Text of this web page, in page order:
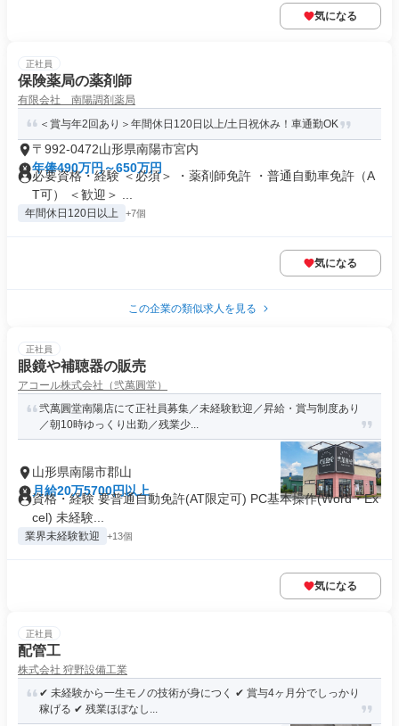
気になる
正社員
保険薬局の薬剤師
有限会社 南陽調剤薬局
＜賞与年2回あり＞年間休日120日以上/土日祝休み！車通勤OK
〒992-0472山形県南陽市宮内
年俸490万円～650万円
必要資格・経験 ＜必須＞ ・薬剤師免許 ・普通自動車免許（A
T可） ＜歓迎＞ ...
年間休日120日以上 +7個
気になる
この企業の類似求人を見る
正社員
眼鏡や補聴器の販売
アコール株式会社（弐萬圓堂）
弐萬圓堂南陽店にて正社員募集／未経験歓迎／昇給・賞与制度あり
／朝10時ゆっくり出勤／残業少...
山形県南陽市郡山
月給20万5700円以上
資格・経験 要普通自動免許(AT限定可) PC基本操作(Word・Ex
cel) 未経験...
業界未経験歓迎 +13個
気になる
正社員
配管工
株式会社 狩野設備工業
✔ 未経験から一生モノの技術が身につく ✔ 賞与4ヶ月分でしっかり
稼げる ✔ 残業ほぼなし...